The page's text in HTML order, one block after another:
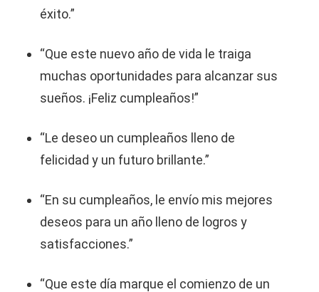
éxito.”
“Que este nuevo año de vida le traiga
muchas oportunidades para alcanzar sus
sueños. ¡Feliz cumpleaños!”
“Le deseo un cumpleaños lleno de
felicidad y un futuro brillante.”
“En su cumpleaños, le envío mis mejores
deseos para un año lleno de logros y
satisfacciones.”
“Que este día marque el comienzo de un